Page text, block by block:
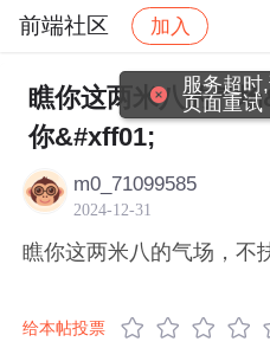
前端社区 加入
社区 前端社区 感慨
瞧你这两米八的气
你&#xff01;
m0_71099585
2024-12-31
瞧你这两米八的气场，不
给本帖投票
服务超时
页面重试